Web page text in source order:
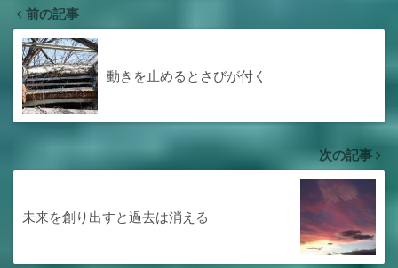
前の記事
動きを止めるとさびが付く
次の記事
未来を創り出すと過去は消える